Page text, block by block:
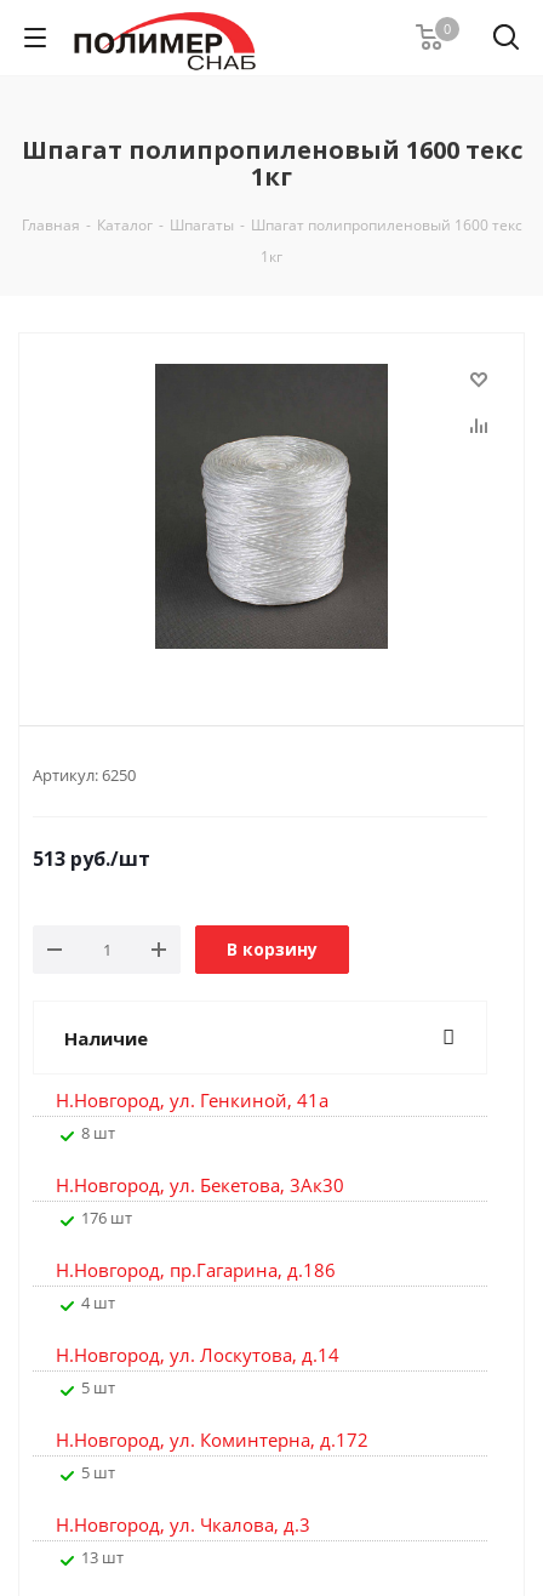
0
Шпагат полипропиленовый 1600 текс
1кг
Главная - Каталог - Шпагаты - Шпагат полипропиленовый 1600 текс
1кг
Артикул:6250
513 руб./шт
В корзину
Наличие
Н.Новгород, ул. Генкиной, 41а
8 шт
Н.Новгород, ул. Бекетова, 3Ак30
176 шт
Н.Новгород, пр.Гагарина, д.186
4 шт
Н.Новгород, ул. Лоскутова, д.14
5 шт
Н.Новгород, ул. Коминтерна, д.172
5 шт
Н.Новгород, ул. Чкалова, д.3
13 шт